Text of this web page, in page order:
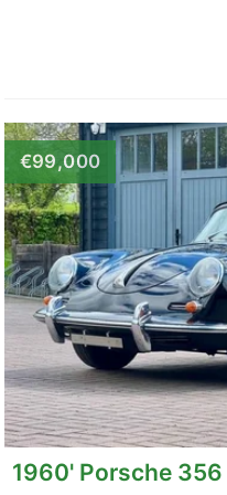
€99,000
1960' Porsche 356